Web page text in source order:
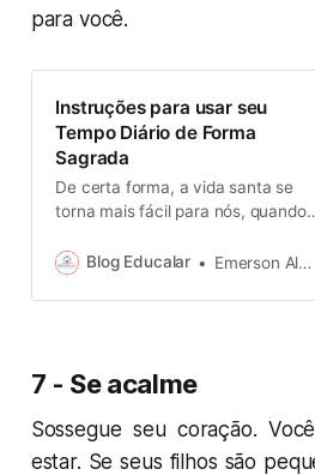
para você.
Instruções para usar seu
Tempo Diário de Forma
Sagrada
De certa forma, a vida santa se
torna mais fácil para nós, quando
método de nossos deveres, aí tudo
grande ajuda quando o fazendeiro
Blog Educalar Emerson Almeida
7 - Se acalme
Sossegue seu coração.
estar. Se seus filhos são